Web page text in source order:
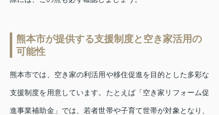
熊本市が提供する支援制度と空き家活用の
可能性
熊本市では、空き家の利活用や移住促進を目的とした多彩な
支援制度を用意しています。たとえば「空き家リフォーム促
進事業補助金」では、若者世帯や子育て世帯が対象となり、